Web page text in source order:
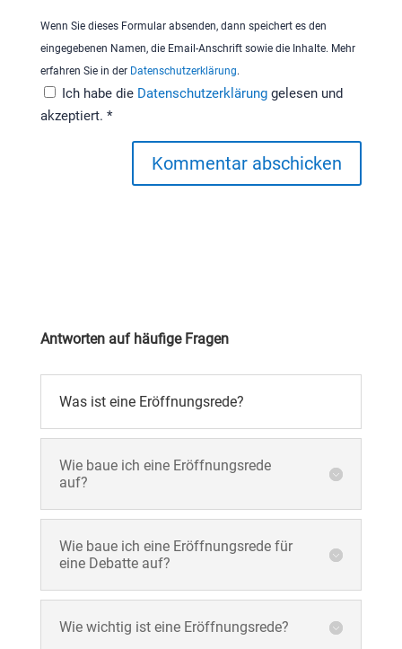
Wenn Sie dieses Formular absenden, dann speichert es den
eingegebenen Namen, die Email-Anschrift sowie die Inhalte. Mehr
erfahren Sie in der Datenschutzerklärung.
Ich habe die Datenschutzerklärung gelesen und
akzeptiert. *
Kommentar abschicken
Antworten auf häufige Fragen
Was ist eine Eröffnungsrede?
Wie baue ich eine Eröffnungsrede
auf?
Wie baue ich eine Eröffnungsrede für
eine Debatte auf?
Wie wichtig ist eine Eröffnungsrede?